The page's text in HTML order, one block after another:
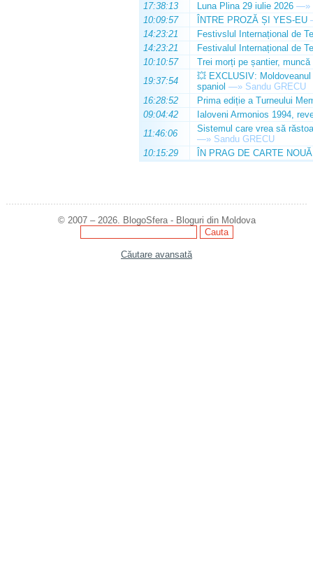
17:38:13
Luna Plina 29 iulie 2026 —»
10:09:57
ÎNTRE PROZĂ ȘI YES-EU
14:23:21
Festivslul Internațional de
14:23:21
Festivalul Internațional de
10:10:57
Trei morți pe șantier, muncă
19:37:54
💥 EXCLUSIV:
spaniol —» Sandu GRECU
16:28:52
Prima ediție a Turneului
09:04:42
Ialoveni Armonios 1994,
11:46:06
Sistemul care vrea să
—» Sandu GRECU
10:15:29
ÎN PRAG DE CARTE NOUĂ
© 2007 – 2026. BlogoSfera - Bloguri din Moldova
Căutare avansată